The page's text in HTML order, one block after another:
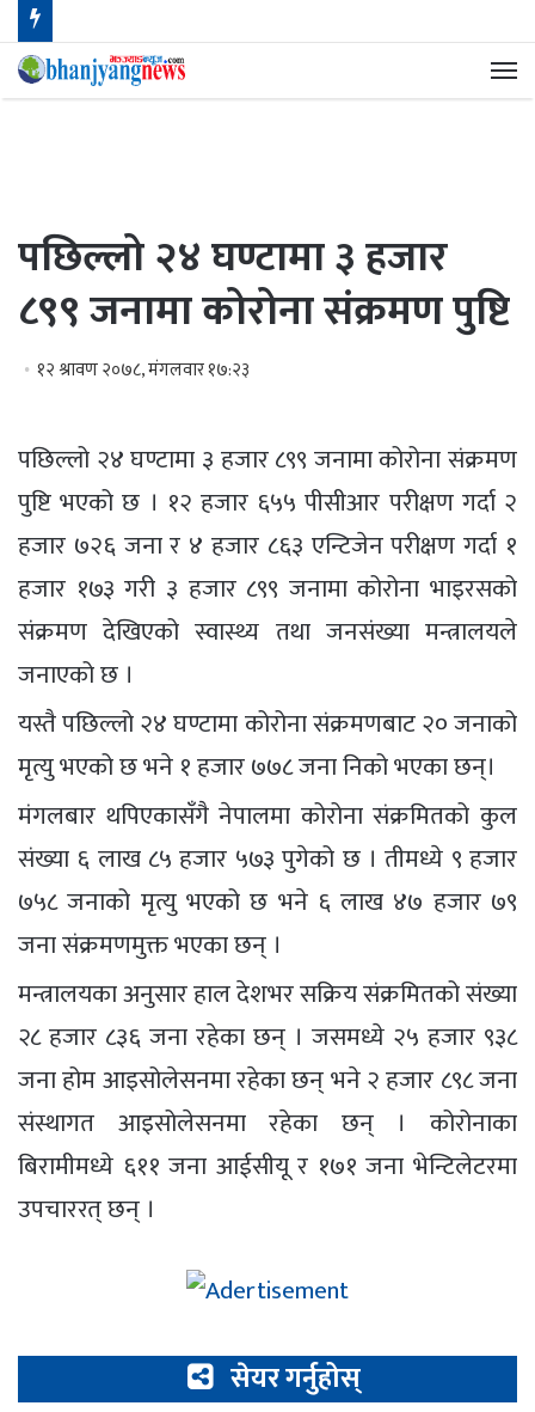
पछिल्लो २४ घण्टामा ३ हजार
८९९ जनामा कोरोना संक्रमण पुष्टि
१२ श्रावण २०७८, मंगलवार १७:२३
पछिल्लो २४ घण्टामा ३ हजार ८९९ जनामा कोरोना संक्रमण
पुष्टि भएको छ । १२ हजार ६५५ पीसीआर परीक्षण गर्दा २
हजार ७२६ जना र ४ हजार ८६३ एन्टिजेन परीक्षण गर्दा १
हजार १७३ गरी ३ हजार ८९९ जनामा कोरोना भाइरसको
संक्रमण देखिएको स्वास्थ्य तथा जनसंख्या मन्त्रालयले
जनाएको छ ।
यस्तै पछिल्लो २४ घण्टामा कोरोना संक्रमणबाट २० जनाको
मृत्यु भएको छ भने १ हजार ७७८ जना निको भएका छन्।
मंगलबार थपिएकासँगै नेपालमा कोरोना संक्रमितको कुल
संख्या ६ लाख ८५ हजार ५७३ पुगेको छ । तीमध्ये ९ हजार
७५८ जनाको मृत्यु भएको छ भने ६ लाख ४७ हजार ७९
जना संक्रमणमुक्त भएका छन् ।
मन्त्रालयका अनुसार हाल देशभर सक्रिय संक्रमितको संख्या
२८ हजार ८३६ जना रहेका छन् । जसमध्ये २५ हजार ९३८
जना होम आइसोलेसनमा रहेका छन् भने २ हजार ८९८ जना
संस्थागत आइसोलेसनमा रहेका छन् । कोरोनाका
बिरामीमध्ये ६११ जना आईसीयू र १७१ जना भेन्टिलेटरमा
उपचाररत् छन् ।
सेयर गर्नुहोस्